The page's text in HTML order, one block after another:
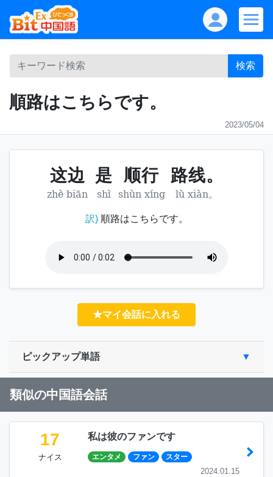
検索
順路はこちらです。
2023/05/04
这边 是 顺行 路线。
zhè biān shì shùn xíng lù xiàn。
訳)順路はこちらです。
★マイ会話に入れる
ピックアップ単語
類似の中国語会話
17
ナイス
私は彼のファンです
エンタメ ファン スター
2024.01.15